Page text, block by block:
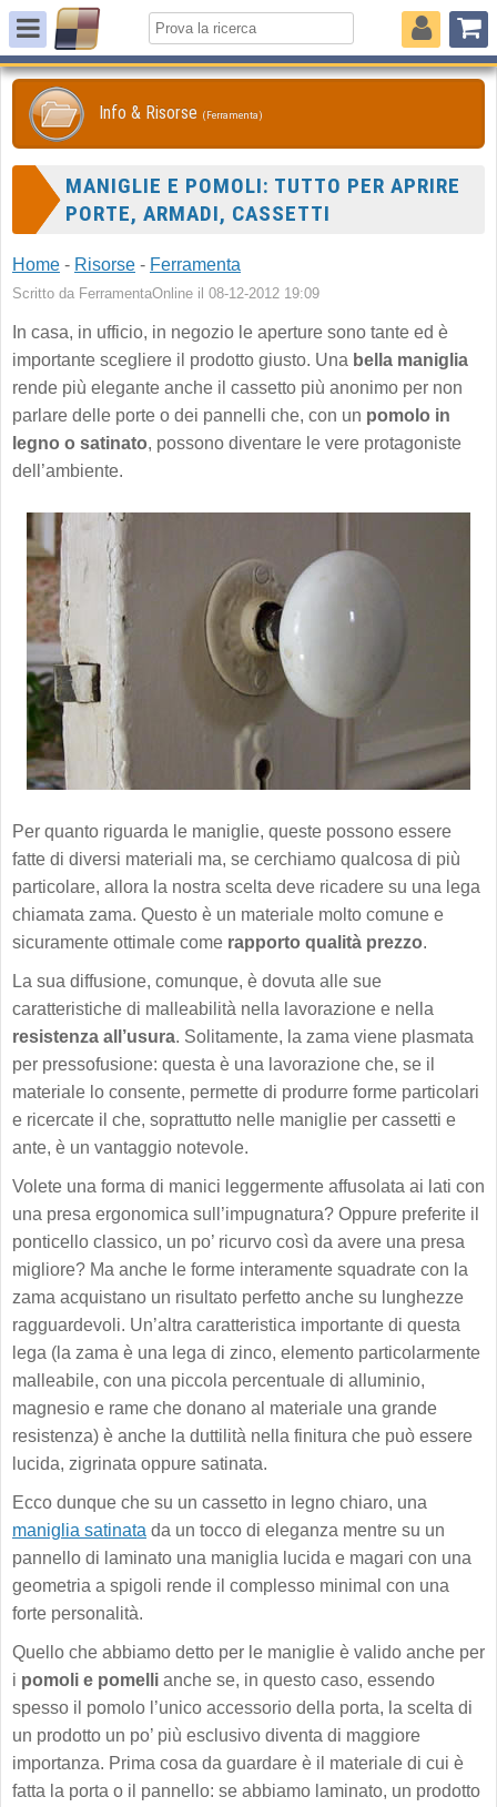
Info & Risorse (Ferramenta)
MANIGLIE E POMOLI: TUTTO PER APRIRE
PORTE, ARMADI, CASSETTI
Home - Risorse - Ferramenta
Scritto da FerramentaOnline il 08-12-2012 19:09
In casa, in ufficio, in negozio le aperture sono tante ed è
importante scegliere il prodotto giusto. Una bella maniglia
rende più elegante anche il cassetto più anonimo per non
parlare delle porte o dei pannelli che, con un pomolo in
legno o satinato, possono diventare le vere protagoniste
dell’ambiente.
Per quanto riguarda le maniglie, queste possono essere
fatte di diversi materiali ma, se cerchiamo qualcosa di più
particolare, allora la nostra scelta deve ricadere su una lega
chiamata zama. Questo è un materiale molto comune e
sicuramente ottimale come rapporto qualità prezzo.
La sua diffusione, comunque, è dovuta alle sue
caratteristiche di malleabilità nella lavorazione e nella
resistenza all’usura. Solitamente, la zama viene plasmata
per pressofusione: questa è una lavorazione che, se il
materiale lo consente, permette di produrre forme particolari
e ricercate il che, soprattutto nelle maniglie per cassetti e
ante, è un vantaggio notevole.
Volete una forma di manici leggermente affusolata ai lati con
una presa ergonomica sull’impugnatura? Oppure preferite il
ponticello classico, un po’ ricurvo così da avere una presa
migliore? Ma anche le forme interamente squadrate con la
zama acquistano un risultato perfetto anche su lunghezze
ragguardevoli. Un’altra caratteristica importante di questa
lega (la zama è una lega di zinco, elemento particolarmente
malleabile, con una piccola percentuale di alluminio,
magnesio e rame che donano al materiale una grande
resistenza) è anche la duttilità nella finitura che può essere
lucida, zigrinata oppure satinata.
Ecco dunque che su un cassetto in legno chiaro, una
maniglia satinata da un tocco di eleganza mentre su un
pannello di laminato una maniglia lucida e magari con una
geometria a spigoli rende il complesso minimal con una
forte personalità.
Quello che abbiamo detto per le maniglie è valido anche per
i pomoli e pomelli anche se, in questo caso, essendo
spesso il pomolo l’unico accessorio della porta, la scelta di
un prodotto un po’ più esclusivo diventa di maggiore
importanza. Prima cosa da guardare è il materiale di cui è
fatta la porta o il pannello: se abbiamo laminato, un prodotto